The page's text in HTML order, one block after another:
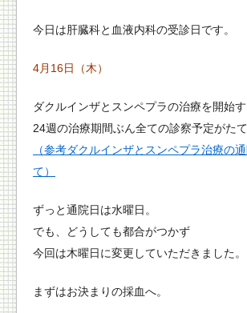
今日は肝臓科と血液内科の受診日です。
4月16日（木）
ダクルインザとスンペプラの治療を開始す
24週の治療期間ぶん全ての診察予定がたて
（参考ダクルインザとスンペプラ治療の
て）
ずっと通院日は水曜日。
でも、どうしても都合がつかず
今回は木曜日に変更していただきました。
まずはお決まりの採血へ。